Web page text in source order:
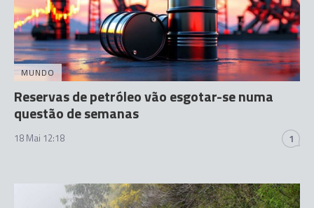
MUNDO
Reservas de petróleo vão esgotar-se numa
questão de semanas
18 Mai 12:18 1